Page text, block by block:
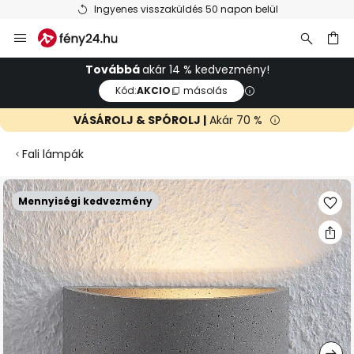
Ingyenes visszaküldés 50 napon belül
Ugrás
a
tartalomhozTovábbáakár 14 % kedvezmény!
Kód:AKCIO másolás
VÁSÁROLJ & SPÓROLJ | Akár 70 %
Fali lámpák
Mennyiségi kedvezmény
Ugrás
a
képgaléria
végére